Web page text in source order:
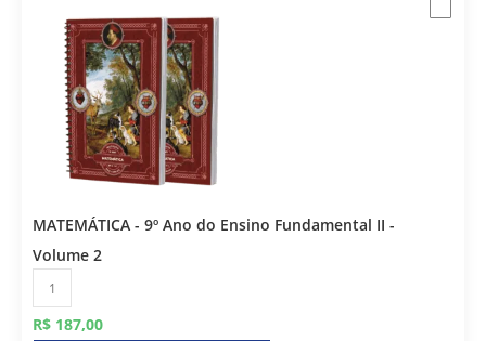
MATEMÁTICA - 9º Ano do Ensino Fundamental II -
Volume 2
R$ 187,00